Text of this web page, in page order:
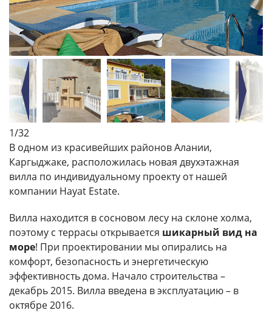
1/32
В одном из красивейших районов Алании,
Каргыджаке, расположилась новая двухэтажная
вилла по индивидуальному проекту от нашей
компании Hayat Estate.
Вилла находится в сосновом лесу на склоне холма,
поэтому с террасы открывается шикарный вид на
море! При проектировании мы опирались на
комфорт, безопасность и энергетическую
эффективность дома. Начало строительства –
декабрь 2015. Вилла введена в эксплуатацию – в
октябре 2016.